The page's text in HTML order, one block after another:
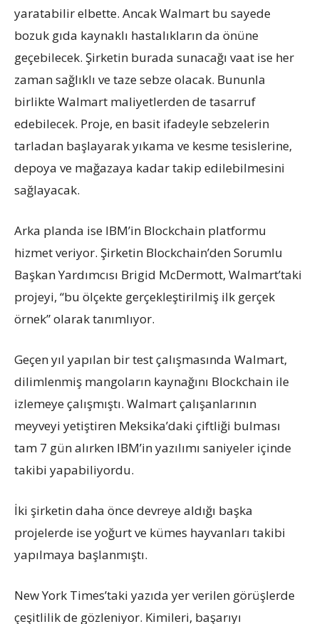
yaratabilir elbette. Ancak Walmart bu sayede
bozuk gıda kaynaklı hastalıkların da önüne
geçebilecek. Şirketin burada sunacağı vaat ise her
zaman sağlıklı ve taze sebze olacak. Bununla
birlikte Walmart maliyetlerden de tasarruf
edebilecek. Proje, en basit ifadeyle sebzelerin
tarladan başlayarak yıkama ve kesme tesislerine,
depoya ve mağazaya kadar takip edilebilmesini
sağlayacak.
Arka planda ise IBM’in Blockchain platformu
hizmet veriyor. Şirketin Blockchain’den Sorumlu
Başkan Yardımcısı Brigid McDermott, Walmart’taki
projeyi, “bu ölçekte gerçekleştirilmiş ilk gerçek
örnek” olarak tanımlıyor.
Geçen yıl yapılan bir test çalışmasında Walmart,
dilimlenmiş mangoların kaynağını Blockchain ile
izlemeye çalışmıştı. Walmart çalışanlarının
meyveyi yetiştiren Meksika’daki çiftliği bulması
tam 7 gün alırken IBM’in yazılımı saniyeler içinde
takibi yapabiliyordu.
İki şirketin daha önce devreye aldığı başka
projelerde ise yoğurt ve kümes hayvanları takibi
yapılmaya başlanmıştı.
New York Times’taki yazıda yer verilen görüşlerde
çeşitlilik de gözleniyor. Kimileri, başarıyı